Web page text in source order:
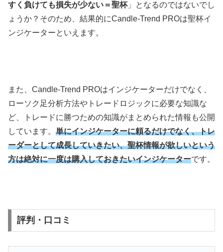
すく負けても損失が少ない＝聖杯」となるのではないでし
ょうか？そのため、結果的にCandle-Trend PROは聖杯イ
ンジケーターといえます。
また、Candle-Trend PROはインジケーターだけでなく、
ローソク足分析方法やトレードロジックに必要な知識な
ど、トレードに勝つための知識がまとめられた情報も公開
しています。 単にインジケーターに頼るだけでなく、トレ
ーダーとして成長していきたい、聖杯情報が欲しいという
方は絶対に一度は購入しておきたいインジケーターです。
評判・口コミ